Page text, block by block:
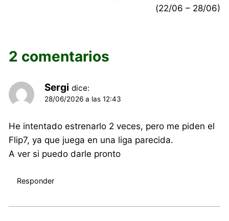
(22/06 – 28/06)
2 comentarios
Sergi dice:
28/06/2026 a las 12:43
He intentado estrenarlo 2 veces, pero me piden el
Flip7, ya que juega en una liga parecida.
A ver si puedo darle pronto
Responder